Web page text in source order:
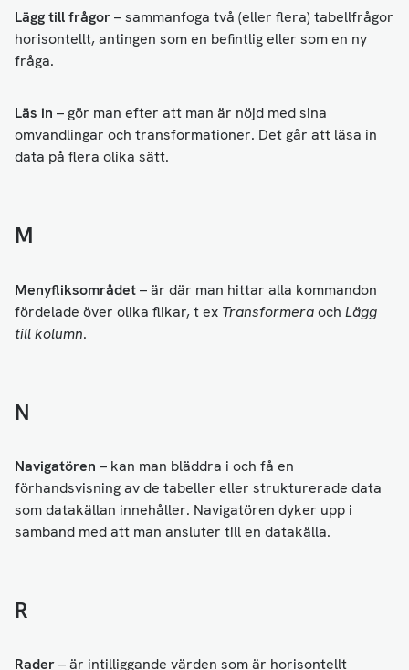
Lägg till frågor– sammanfoga två (eller flera) tabellfrågor
horisontellt, antingen som en befintlig eller som en ny
fråga.
Läs in – gör man efter att man är nöjd med sina
omvandlingar och transformationer. Det går att läsa in
data på flera olika sätt.
M
Menyfliksområdet– är där man hittar alla kommandon
fördelade över olika flikar, t ex Transformeraoch Lägg
till kolumn.
N
Navigatören – kan man bläddra i och få en
förhandsvisning av de tabeller eller strukturerade data
som datakällan innehåller. Navigatören dyker upp i
samband med att man ansluter till en datakälla.
R
Rader– är intilliggande värden som är horisontellt